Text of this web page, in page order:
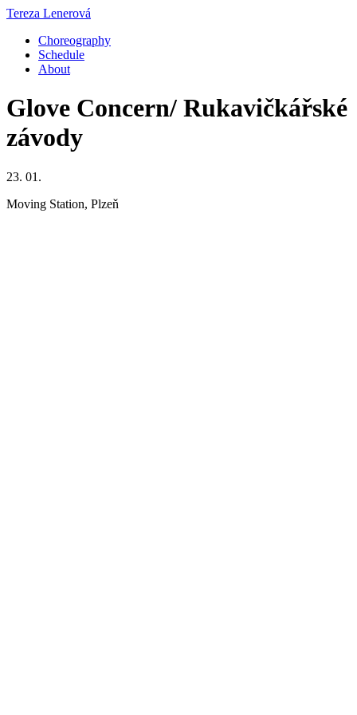
Tereza Lenerová
Choreography
Schedule
About
Glove Concern/ Rukavičkářské
závody
23. 01.
Moving Station, Plzeň